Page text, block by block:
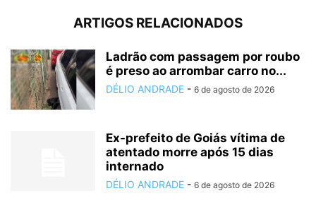
ARTIGOS RELACIONADOS
Ladrão com passagem por roubo
é preso ao arrombar carro no...
DÉLIO ANDRADE - 6 de agosto de 2026
Ex-prefeito de Goiás vítima de
atentado morre após 15 dias
internado
DÉLIO ANDRADE - 6 de agosto de 2026